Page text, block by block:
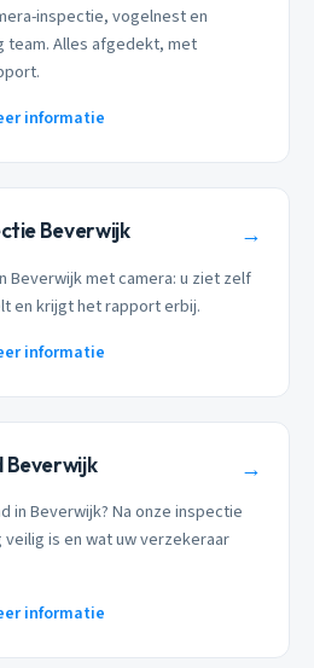
inspectie, vogelnest en
team. Alles afgedekt, met
informatie
Beverwijk →
Beverwijk met camera: u ziet zelf
en krijgt het rapport erbij.
informatie
→
in Beverwijk? Na onze inspectie
is en wat uw verzekeraar
informatie